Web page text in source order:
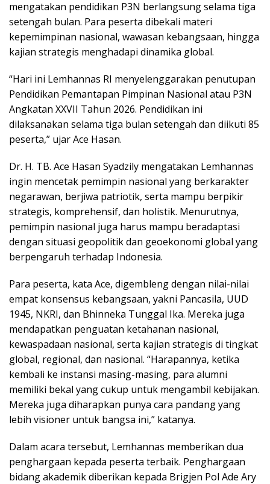
mengatakan pendidikan P3N berlangsung selama tiga
setengah bulan. Para peserta dibekali materi
kepemimpinan nasional, wawasan kebangsaan, hingga
kajian strategis menghadapi dinamika global.
“Hari ini Lemhannas RI menyelenggarakan penutupan
Pendidikan Pemantapan Pimpinan Nasional atau P3N
Angkatan XXVII Tahun 2026. Pendidikan ini
dilaksanakan selama tiga bulan setengah dan diikuti 85
peserta,” ujar Ace Hasan.
Dr. H. TB. Ace Hasan Syadzily mengatakan Lemhannas
ingin mencetak pemimpin nasional yang berkarakter
negarawan, berjiwa patriotik, serta mampu berpikir
strategis, komprehensif, dan holistik. Menurutnya,
pemimpin nasional juga harus mampu beradaptasi
dengan situasi geopolitik dan geoekonomi global yang
berpengaruh terhadap Indonesia.
Para peserta, kata Ace, digembleng dengan nilai-nilai
empat konsensus kebangsaan, yakni Pancasila, UUD
1945, NKRI, dan Bhinneka Tunggal Ika. Mereka juga
mendapatkan penguatan ketahanan nasional,
kewaspadaan nasional, serta kajian strategis di tingkat
global, regional, dan nasional. “Harapannya, ketika
kembali ke instansi masing-masing, para alumni
memiliki bekal yang cukup untuk mengambil kebijakan.
Mereka juga diharapkan punya cara pandang yang
lebih visioner untuk bangsa ini,” katanya.
Dalam acara tersebut, Lemhannas memberikan dua
penghargaan kepada peserta terbaik. Penghargaan
bidang akademik diberikan kepada Brigjen Pol Ade Ary